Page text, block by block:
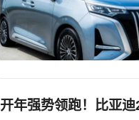
开年强势领跑！比亚